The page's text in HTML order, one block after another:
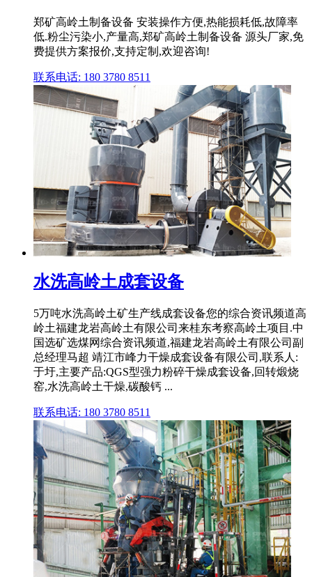
郑矿高岭土制备设备 安装操作方便,热能损耗低,故障率
低.粉尘污染小,产量高,郑矿高岭土制备设备 源头厂家,免
费提供方案报价,支持定制,欢迎咨询!
联系电话: 180 3780 8511
水洗高岭土成套设备
5万吨水洗高岭土矿生产线成套设备您的综合资讯频道高
岭土福建龙岩高岭土有限公司来桂东考察高岭土项目.中
国选矿选煤网综合资讯频道,福建龙岩高岭土有限公司副
总经理马超 靖江市峰力干燥成套设备有限公司,联系人:
于圩,主要产品:QGS型强力粉碎干燥成套设备,回转煅烧
窑,水洗高岭土干燥,碳酸钙 ...
联系电话: 180 3780 8511